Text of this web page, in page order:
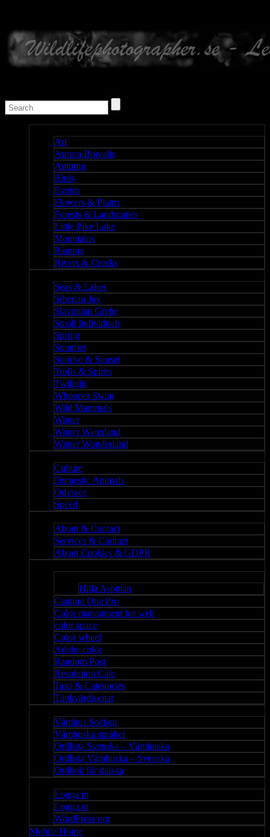
Art
Aurora Borealis
Autumn
Birds
Events
Flowers & Plants
Forests & Landscapes
Little Pike Lake
Mountains
Raptors
Rivers & Creeks
Seas & Lakes
Siberian Jay
Slavonian Grebe
Small Individuals
Spring
Summer
Sunrise & Sunset
Trolls & Spirits
Twilight
Whooper Swan
Wild Mammals
Winter
Winter Waterland
Winter Wonderland
Culture
Domestic Animals
Odyssee
Speed
About & Contact
Services & Contact
About Cookies & GDPR
Hilla Aspman
Capture One Pro
Color managment for web
color space
Color wheel
Adobe color
Random Post
Resolution Calc
Tags & Categories
Tänkvärda citat
Våmhus Socken
Våmhuska språket
Ordlista Svenska – Våmhuska
Ordlista Våmhuska – Svenska
Ordbok för dalska
Logga in
Logga ut
WordPress org
Mobile Home